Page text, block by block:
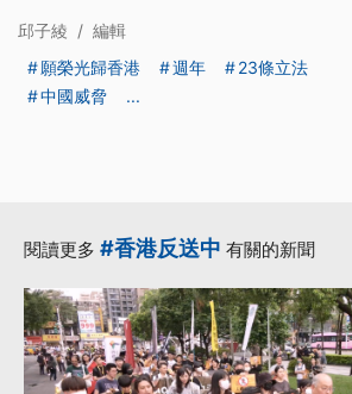
邱子綾 / 編輯
願榮光歸香港
週年
23條立法
中國威脅
...
閱讀更多 #香港反送中 有關的新聞